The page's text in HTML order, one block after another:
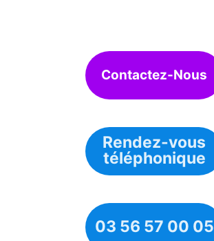
Contactez-Nous
Rendez-vous
téléphonique
03 56 57 00 05